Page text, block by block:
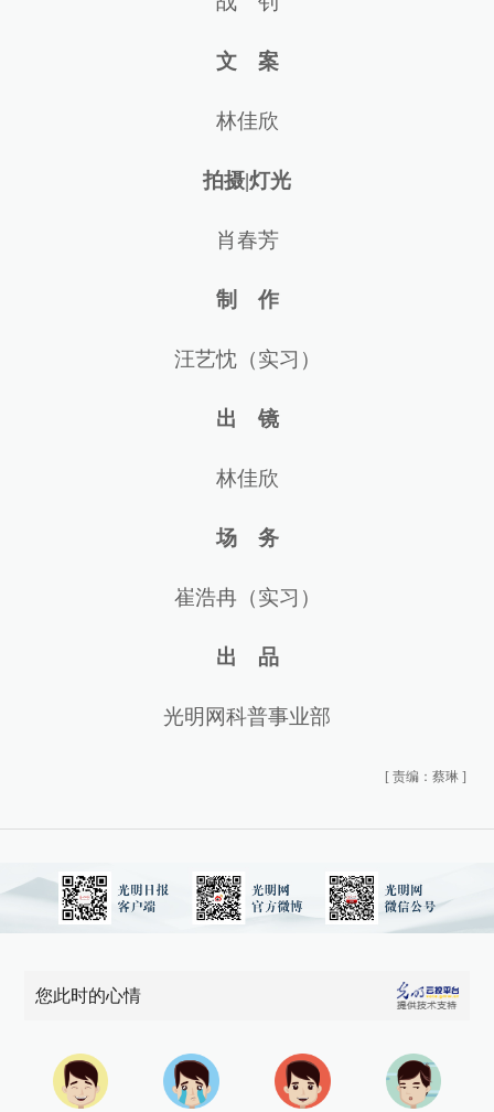
文 案
林佳欣
拍摄|灯光
肖春芳
制 作
汪艺忱（实习）
出 镜
林佳欣
场 务
崔浩冉（实习）
出 品
光明网科普事业部
[ 责编：蔡琳 ]
您此时的心情